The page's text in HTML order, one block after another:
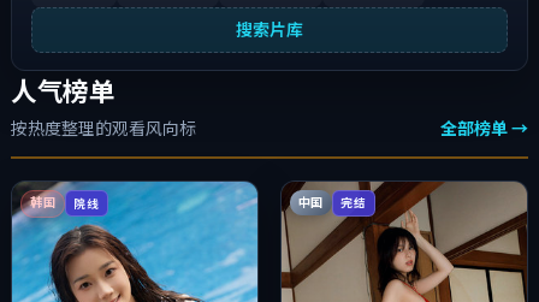
搜索片库
人气榜单
按热度整理的观看风向标 全部榜单 →
韩国 院线 中国 完结